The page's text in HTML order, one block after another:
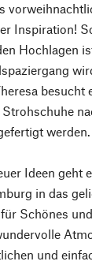
Inspiration!
Hochlagen
besucht
werden.
Ideen geht
in das
Schönes
und